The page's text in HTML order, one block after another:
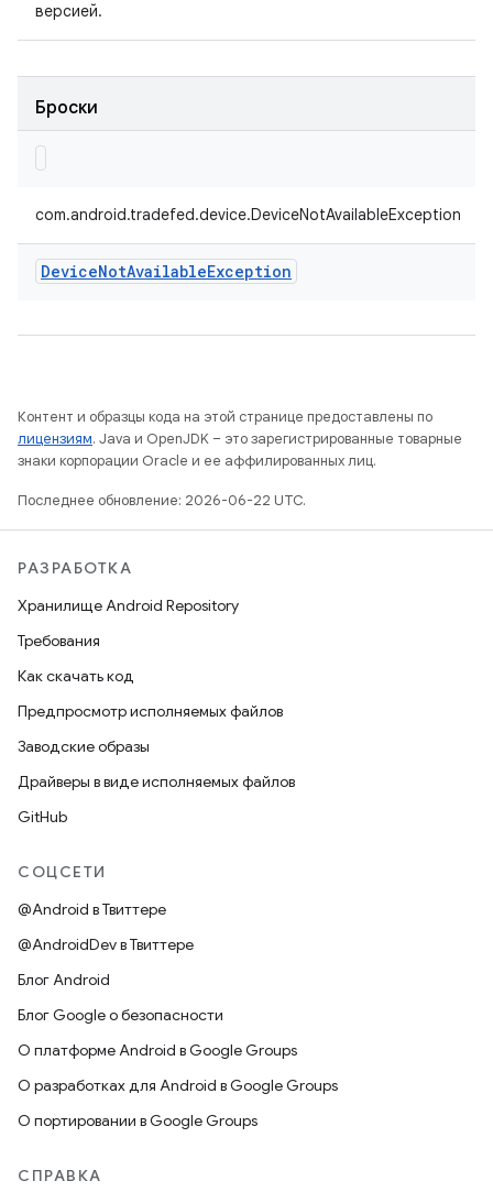
версией.
Броски
com.android.tradefed.device.DeviceNotAvailableException
DeviceNotAvailableException
Контент и образцы кода на этой странице предоставлены по
лицензиям. Java и OpenJDK – это зарегистрированные товарные
знаки корпорации Oracle и ее аффилированных лиц.
Последнее обновление: 2026-06-22 UTC.
РАЗРАБОТКА
Хранилище Android Repository
Требования
Как скачать код
Предпросмотр исполняемых файлов
Заводские образы
Драйверы в виде исполняемых файлов
GitHub
СОЦСЕТИ
@Android в Твиттере
@AndroidDev в Твиттере
Блог Android
Блог Google о безопасности
О платформе Android в Google Groups
О разработках для Android в Google Groups
О портировании в Google Groups
СПРАВКА